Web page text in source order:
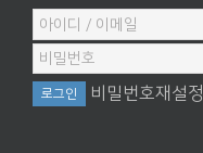
비밀번호재설정